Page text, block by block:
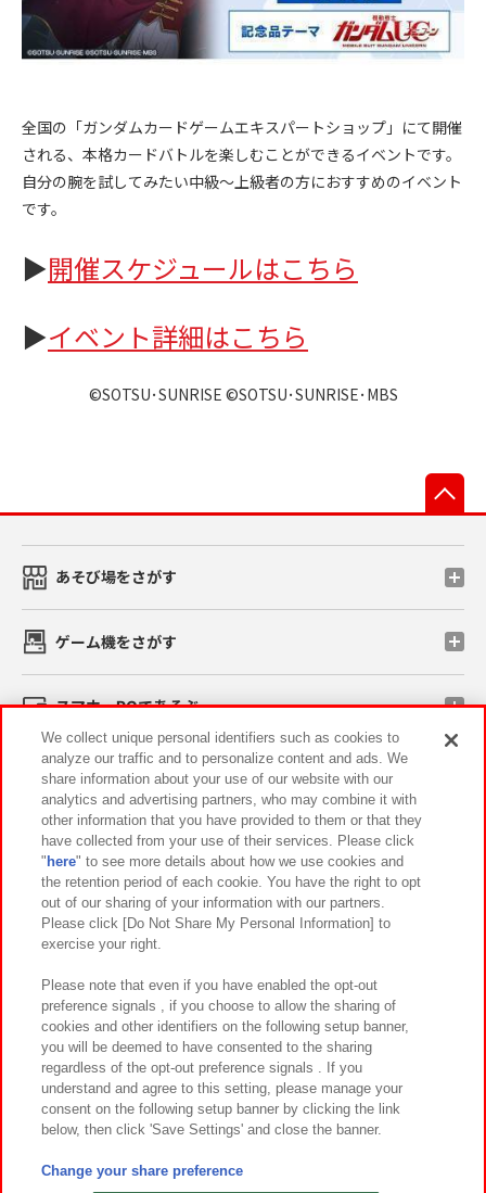
全国の「ガンダムカードゲームエキスパートショップ」にて開催
される、本格カードバトルを楽しむことができるイベントです。
自分の腕を試してみたい中級～上級者の方におすすめのイベント
です。
▶開催スケジュールはこちら
▶イベント詳細はこちら
©SOTSU･SUNRISE ©SOTSU･SUNRISE･MBS
あそび場をさがす
ゲーム機をさがす
スマホ・PCであそぶ
イベント・キャンペーン
関連会社 サステナビリティ サイトポリシー
プライバシーポリシー ウェブアクセシビリティ方針と検証結果
お取引先さまとともに
カスタマーハラスメント対応方針 よくあるご質問・お問い合わせ
©Bandai Namco Amusement Inc.
©Bandai Namco Amusement Lab Inc.
We collect unique personal identifiers such as cookies to
analyze our traffic and to personalize content and ads. We
share information about your use of our website with our
analytics and advertising partners, who may combine it with
other information that you have provided to them or that they
have collected from your use of their services. Please click
" here" to see more details about how we use cookies and
the retention period of each cookie. You have the right to opt
out of our sharing of your information with our partners.
Please click [Do Not Share My Personal Information] to
exercise your right.
Please note that even if you have enabled the opt-out
preference signals , if you choose to allow the sharing of
cookies and other identifiers on the following setup banner,
you will be deemed to have consented to the sharing
regardless of the opt-out preference signals . If you
understand and agree to this setting, please manage your
consent on the following setup banner by clicking the link
below, then click 'Save Settings' and close the banner.
Change your share preference